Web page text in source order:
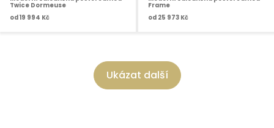
Twice Dormeuse
od19 994 Kč
Frame
od 25 973 Kč
Ukázat další